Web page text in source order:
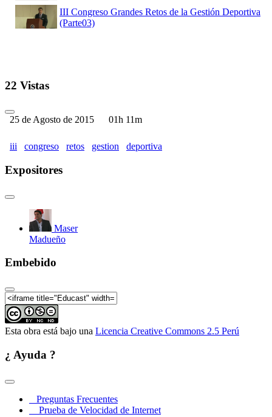
III Congreso Grandes Retos de la Gestión Deportiva
(Parte03)
22 Vistas
25 de Agosto de 2015 01h 11m
iii congreso retos gestion deportiva
Expositores
Maser
Madueño
Embebido
Esta obra está bajo una Licencia Creative Commons 2.5 Perú
¿ Ayuda ?
Preguntas Frecuentes
Prueba de Velocidad de Internet